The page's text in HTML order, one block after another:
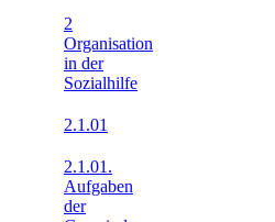
2
Organisation
in der
Sozialhilfe
2.1.01
2.1.01.
Aufgaben
der